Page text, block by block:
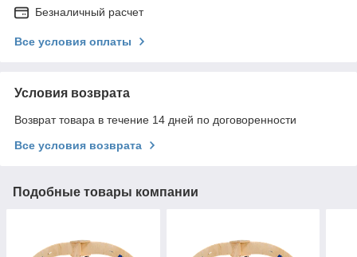
Безналичный расчет
Все условия оплаты
Условия возврата
Возврат товара в течение 14 дней по договоренности
Все условия возврата
Подобные товары компании